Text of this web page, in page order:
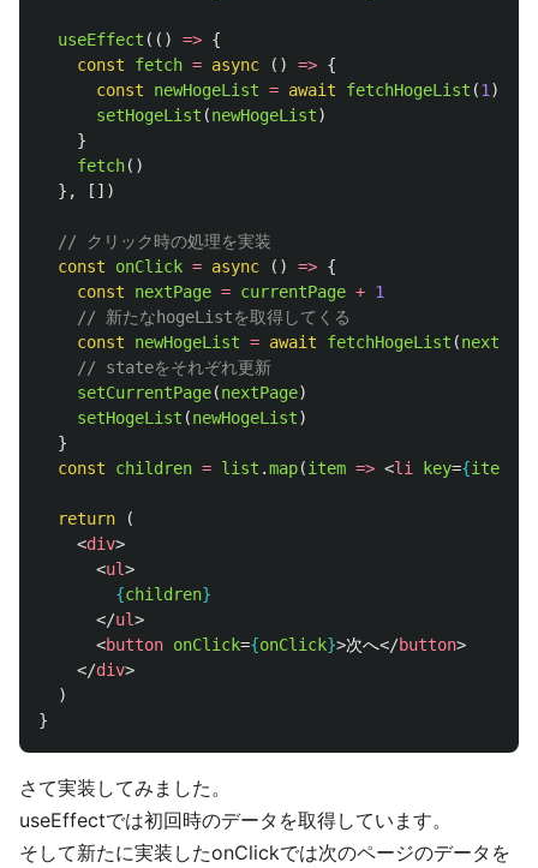
useEffect (() => {
const
fetch = async () => {
const
newHogeList = await fetchHogeList (1 )
setHogeList (newHogeList)
}
fetch()
},
[])
// クリック時の処理を実装
const
onClick = async () => {
const
nextPage = currentPage + 1
// 新たなhogeListを取得してくる
const
newHogeList = await fetchHogeList (nextPage
// stateをそれぞれ更新
setCurrentPage(nextPage)
setHogeList (newHogeList)
}
const
children = list .map(item => <li key={item
return
(
<div>
<ul>
{children}
</ul>
<button onClick={onClick}>次へ</button>
</div>
)
}
さて実装してみました。
useEffectでは初回時のデータを取得しています。
そして新たに実装したonClickでは次のページのデータを